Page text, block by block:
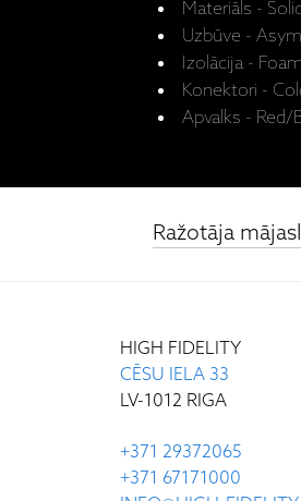
Materiāls -
Uzbūve -
Izolācija -
Konektori -
Apvalks - Red/
Ražotāja
HIGH FIDELITY
CĒSU IELA 33
LV-1012 RIGA
+371 29372065
+371 67171000